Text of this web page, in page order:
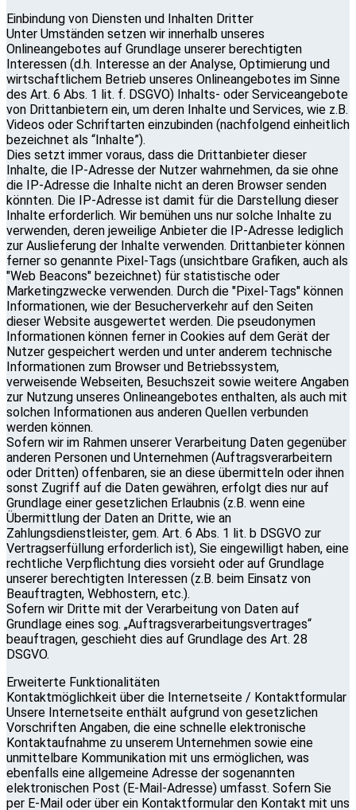
Einbindung von Diensten und Inhalten Dritter
Unter Umständen setzen wir innerhalb unseres
Onlineangebotes auf Grundlage unserer berechtigten
Interessen (d.h. Interesse an der Analyse, Optimierung und
wirtschaftlichem Betrieb unseres Onlineangebotes im Sinne
des Art. 6 Abs. 1 lit. f. DSGVO) Inhalts- oder Serviceangebote
von Drittanbietern ein, um deren Inhalte und Services, wie z.B.
Videos oder Schriftarten einzubinden (nachfolgend einheitlich
bezeichnet als “Inhalte”).
Dies setzt immer voraus, dass die Drittanbieter dieser
Inhalte, die IP-Adresse der Nutzer wahrnehmen, da sie ohne
die IP-Adresse die Inhalte nicht an deren Browser senden
könnten. Die IP-Adresse ist damit für die Darstellung dieser
Inhalte erforderlich. Wir bemühen uns nur solche Inhalte zu
verwenden, deren jeweilige Anbieter die IP-Adresse lediglich
zur Auslieferung der Inhalte verwenden. Drittanbieter können
ferner so genannte Pixel-Tags (unsichtbare Grafiken, auch als
"Web Beacons" bezeichnet) für statistische oder
Marketingzwecke verwenden. Durch die "Pixel-Tags" können
Informationen, wie der Besucherverkehr auf den Seiten
dieser Website ausgewertet werden. Die pseudonymen
Informationen können ferner in Cookies auf dem Gerät der
Nutzer gespeichert werden und unter anderem technische
Informationen zum Browser und Betriebssystem,
verweisende Webseiten, Besuchszeit sowie weitere Angaben
zur Nutzung unseres Onlineangebotes enthalten, als auch mit
solchen Informationen aus anderen Quellen verbunden
werden können.
Sofern wir im Rahmen unserer Verarbeitung Daten gegenüber
anderen Personen und Unternehmen (Auftragsverarbeitern
oder Dritten) offenbaren, sie an diese übermitteln oder ihnen
sonst Zugriff auf die Daten gewähren, erfolgt dies nur auf
Grundlage einer gesetzlichen Erlaubnis (z.B. wenn eine
Übermittlung der Daten an Dritte, wie an
Zahlungsdienstleister, gem. Art. 6 Abs. 1 lit. b DSGVO zur
Vertragserfüllung erforderlich ist), Sie eingewilligt haben, eine
rechtliche Verpflichtung dies vorsieht oder auf Grundlage
unserer berechtigten Interessen (z.B. beim Einsatz von
Beauftragten, Webhostern, etc.).
Sofern wir Dritte mit der Verarbeitung von Daten auf
Grundlage eines sog. „Auftragsverarbeitungsvertrages“
beauftragen, geschieht dies auf Grundlage des Art. 28
DSGVO.
Erweiterte Funktionalitäten
Kontaktmöglichkeit über die Internetseite / Kontaktformular
Unsere Internetseite enthält aufgrund von gesetzlichen
Vorschriften Angaben, die eine schnelle elektronische
Kontaktaufnahme zu unserem Unternehmen sowie eine
unmittelbare Kommunikation mit uns ermöglichen, was
ebenfalls eine allgemeine Adresse der sogenannten
elektronischen Post (E-Mail-Adresse) umfasst. Sofern Sie
per E-Mail oder über ein Kontaktformular den Kontakt mit uns